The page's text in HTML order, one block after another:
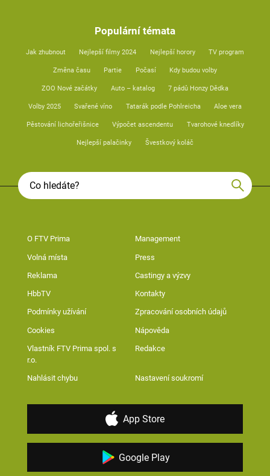
Populární témata
Jak zhubnout Nejlepší filmy 2024 Nejlepší horory TV program
Změna času Partie Počasí Kdy budou volby
ZOO Nové začátky Auto – katalog 7 pádů Honzy Dědka
Volby 2025 Svařené víno Tatarák podle Pohlreicha Aloe vera
Pěstování lichořeřišnice Výpočet ascendentu Tvarohové knedlíky
Nejlepší palačinky Švestkový koláč
O FTV Prima Management
Volná místa Press
Reklama Castingy a výzvy
HbbTV Kontakty
Podmínky užívání Zpracování osobních údajů
Cookies Nápověda
Vlastník FTV Prima spol. s
r.o.
Redakce
Nahlásit chybu Nastavení soukromí
App Store
Google Play